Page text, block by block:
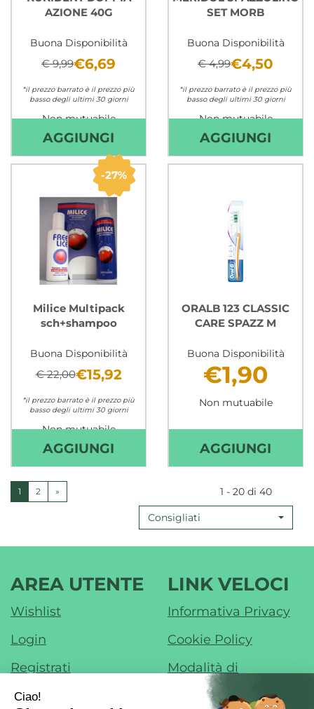
AZIONE 40G
Buona Disponibilità
€ 9,99€6,69
*il prezzo barrato è il prezzo più
basso degli ultimi 30 giorni
Non mutuabile
AGGIUNGI AGGIUNGI KUKIDENT
DOPPIA
AZIONE
40G AL
SET MORB
Buona Disponibilità
€ 4,99€4,50
*il prezzo barrato è il prezzo più
basso degli ultimi 30 giorni
Non mutuabile
AGGIUNGI
Milice Multipack
sch+shampoo
Buona Disponibilità
27%
€ 22,00€15,92
*il prezzo barrato è il prezzo più
basso degli ultimi 30 giorni
Non mutuabile
AGGIUNGI AGGIUNGI MILICE
MULTIPACK
SCH+SHAMPOO AL
CARRELLO
ORALB 123 CLASSIC
CARE SPAZZ M
Buona Disponibilità
€1,90
Non mutuabile
AGGIUNGI
123
CARE
SPAZZ
1 2 » 1 - 20 di 40
Consigliati
AREA UTENTE
Wishlist
Login
Registrati
Contatti
LINK VELOCI
Informativa Privacy
Cookie Policy
Modalità di
Pagamento